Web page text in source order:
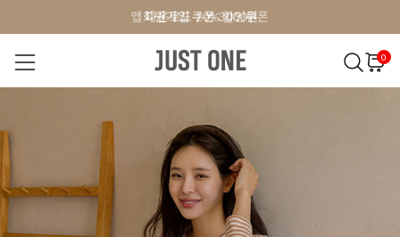
앱 다운로드 10% 할인쿠폰
회원가입 쿠폰 3000원
앱 다운로드 10% 할인쿠폰
0